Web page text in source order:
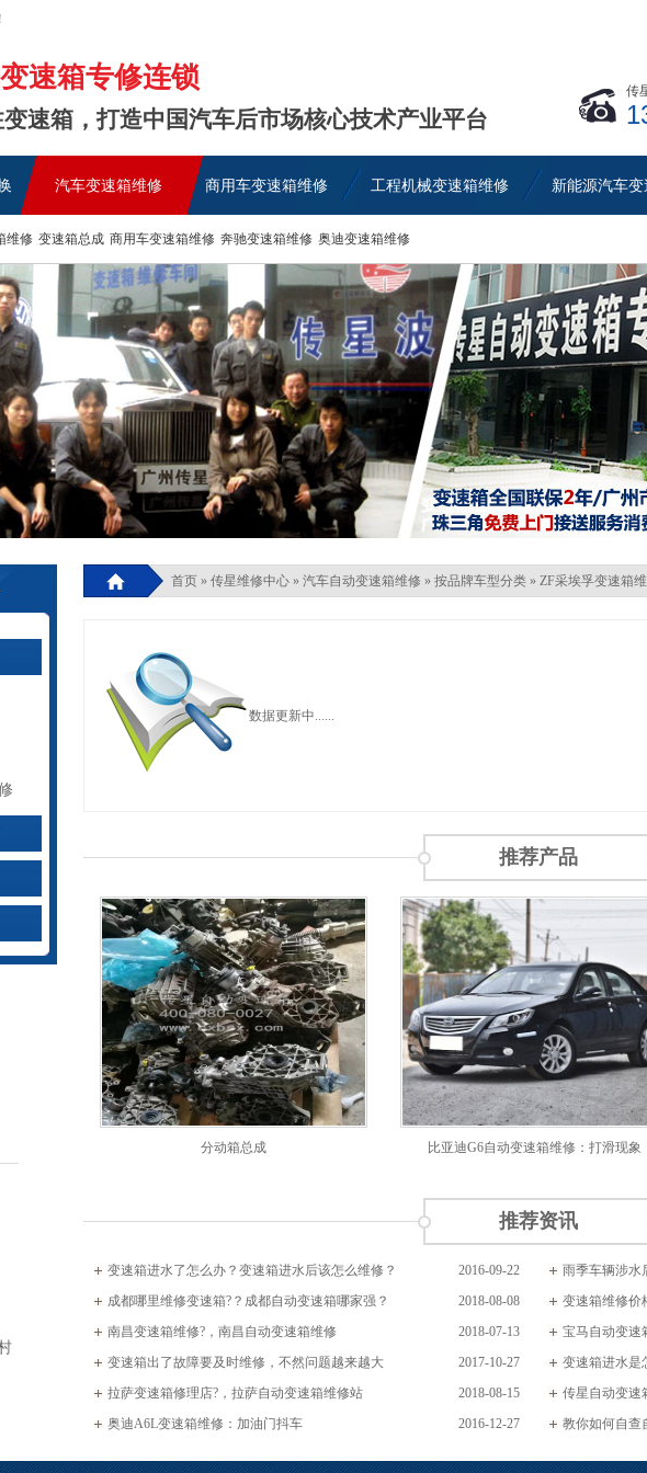
速箱专修连锁
速箱，打造中国汽车后市场核心技术产业平台
传
汽车变速箱维修 商用车变速箱维修 工程机械变速箱维修 新能源汽车
维修 变速箱总成 商用车变速箱维修 奔驰变速箱维修 奥迪变速箱维修
首页 » 传星维修中心 » 汽车自动变速箱维修 » 按品牌车型分类 » ZF采埃孚变速箱
数据更新中......
推荐产品
分动箱总成 比亚迪G6自动变速箱维修：打滑现象
推荐资讯
2016-09-22
变速箱进水了怎么办？变速箱进水后该怎么维修？
雨季车辆涉水
2018-08-08
成都哪里维修变速箱?？成都自动变速箱哪家强？
变速箱维修价
2018-07-13
南昌变速箱维修?，南昌自动变速箱维修
宝马自动变速
2017-10-27
变速箱出了故障要及时维修，不然问题越来越大
变速箱进水是
2018-08-15
拉萨变速箱修理店?，拉萨自动变速箱维修站
传星自动变速
2016-12-27
奥迪A6L变速箱维修：加油门抖车 教你如何自查